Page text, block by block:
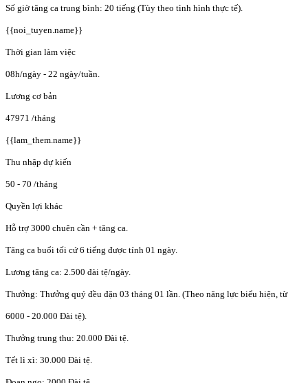
Số giờ tăng ca trung bình: 20 tiếng (Tùy theo tình hình thực tế).
{{noi_tuyen.name}}
Thời gian làm việc
08h/ngày - 22 ngày/tuần.
Lương cơ bản
47971 /tháng
{{lam_them.name}}
Thu nhập dự kiến
50 - 70 /tháng
Quyền lợi khác
Hỗ trợ 3000 chuên cần + tăng ca.
Tăng ca buổi tối cứ 6 tiếng được tính 01 ngày.
Lương tăng ca: 2.500 đài tệ/ngày.
Thưởng: Thưởng quý đều đặn 03 tháng 01 lần. (Theo năng lực biểu hiện, từ
6000 - 20.000 Đài tệ).
Thưởng trung thu: 20.000 Đài tệ.
Tết lì xì: 30.000 Đài tệ.